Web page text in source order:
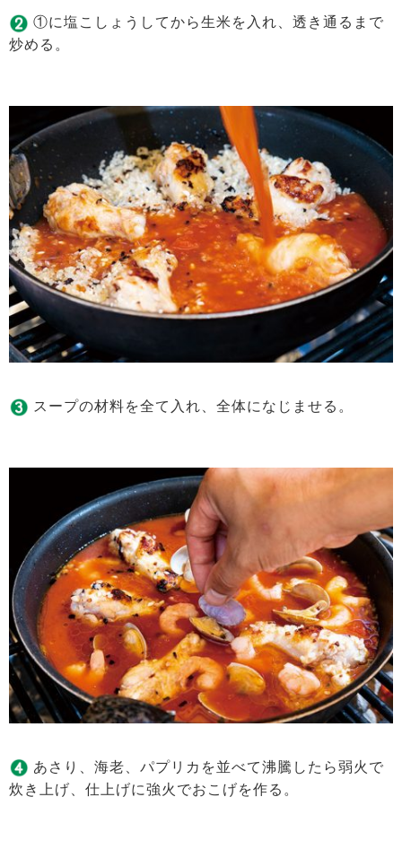
①に塩こしょうしてから生米を入れ、透き通るまで
炒める。
スープの材料を全て入れ、全体になじませる。
あさり、海老、パプリカを並べて沸騰したら弱火で
炊き上げ、仕上げに強火でおこげを作る。